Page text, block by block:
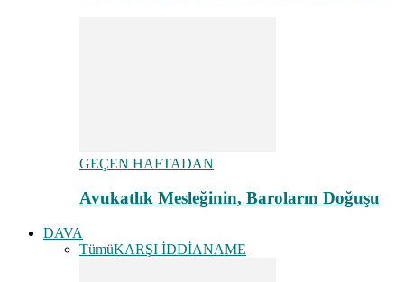
GEÇEN HAFTADAN
Avukatlık Mesleğinin, Baroların Doğuşu
DAVA
TümüKARŞI İDDİANAME